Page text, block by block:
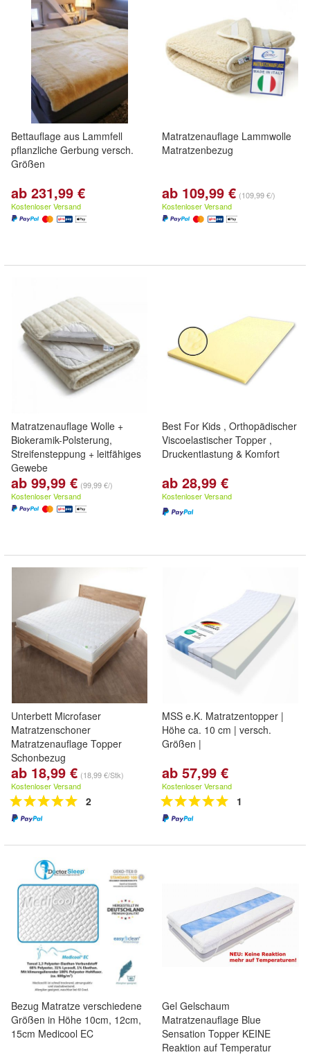
Bettauflage aus Lammfell
pflanzliche Gerbung versch.
Größen
ab 231,99 €
Kostenloser Versand
Matratzenauflage Lammwolle
Matratzenbezug
ab 109,99 € (109,99 €/)
Kostenloser Versand
Matratzenauflage Wolle +
Biokeramik-Polsterung,
Streifensteppung + leitfähiges
Gewebe
ab 99,99 € (99,99 €/)
Kostenloser Versand
Best For Kids , Orthopädischer
Viscoelastischer Topper ,
Druckentlastung & Komfort
ab 28,99 €
Kostenloser Versand
Unterbett Microfaser
Matratzenschoner
Matratzenauflage Topper
Schonbezug
ab 18,99 € (18,99 €/Stk)
Kostenloser Versand
2
MSS e.K. Matratzentopper |
Höhe ca. 10 cm | versch.
Größen |
ab 57,99 €
Kostenloser Versand
1
Bezug Matratze verschiedene
Größen in Höhe 10cm, 12cm,
15cm Medicool EC
Gel Gelschaum
Matratzenauflage Blue
Sensation Topper KEINE
Reaktion auf Temperatur